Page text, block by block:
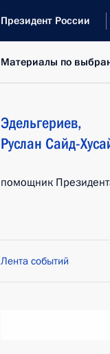
Президент России
Материалы по
Эдельгериев,
Руслан Сайд-
помощник
Лента событий